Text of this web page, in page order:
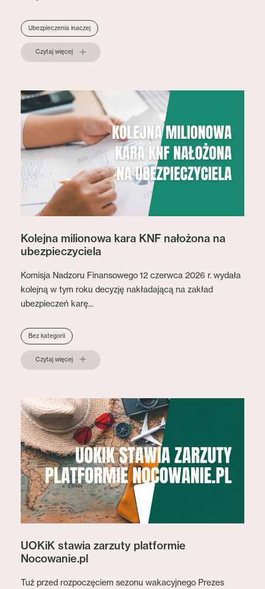
Ubezpieczenia inaczej
Czytaj więcej
Kolejna milionowa kara KNF nałożona na
ubezpieczyciela
Komisja Nadzoru Finansowego 12 czerwca 2026 r. wydała
kolejną w tym roku decyzję nakładającą na zakład
ubezpieczeń karę...
Bez kategorii
Czytaj więcej
UOKiK stawia zarzuty platformie
Nocowanie.pl
Tuż przed rozpoczęciem sezonu wakacyjnego Prezes